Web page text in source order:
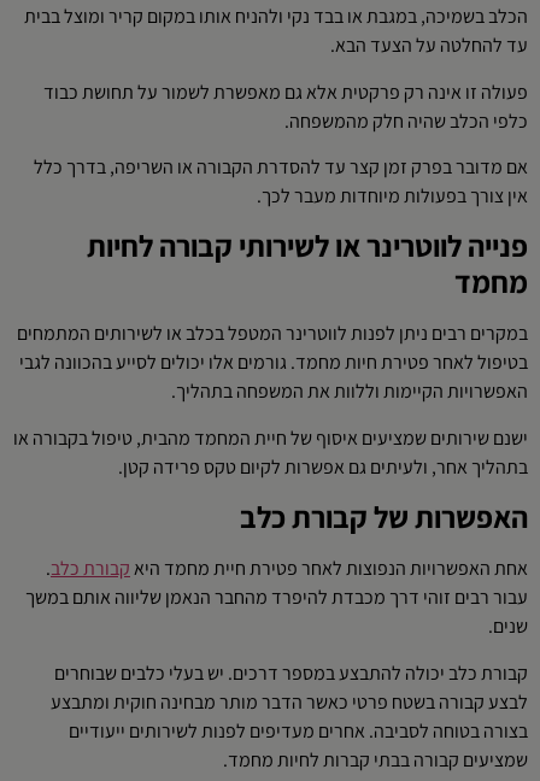
הכלב בשמיכה, במגבת או בבד נקי ולהניח אותו במקום קריר ומוצל בבית
עד להחלטה על הצעד הבא.
פעולה זו אינה רק פרקטית אלא גם מאפשרת לשמור על תחושת כבוד
כלפי הכלב שהיה חלק מהמשפחה.
אם מדובר בפרק זמן קצר עד להסדרת הקבורה או השריפה, בדרך כלל
אין צורך בפעולות מיוחדות מעבר לכך.
פנייה לווטרינר או לשירותי קבורה לחיות
מחמד
במקרים רבים ניתן לפנות לווטרינר המטפל בכלב או לשירותים המתמחים
בטיפול לאחר פטירת חיות מחמד. גורמים אלו יכולים לסייע בהכוונה לגבי
האפשרויות הקיימות וללוות את המשפחה בתהליך.
ישנם שירותים שמציעים איסוף של חיית המחמד מהבית, טיפול בקבורה או
בתהליך אחר, ולעיתים גם אפשרות לקיום טקס פרידה קטן.
האפשרות של קבורת כלב
אחת האפשרויות הנפוצות לאחר פטירת חיית מחמד היאקבורת כלב.
עבור רבים זוהי דרך מכבדת להיפרד מהחבר הנאמן שליווה אותם במשך
שנים.
קבורת כלב יכולה להתבצע במספר דרכים. יש בעלי כלבים שבוחרים
לבצע קבורה בשטח פרטי כאשר הדבר מותר מבחינה חוקית ומתבצע
בצורה בטוחה לסביבה. אחרים מעדיפים לפנות לשירותים ייעודיים
שמציעים קבורה בבתי קברות לחיות מחמד.